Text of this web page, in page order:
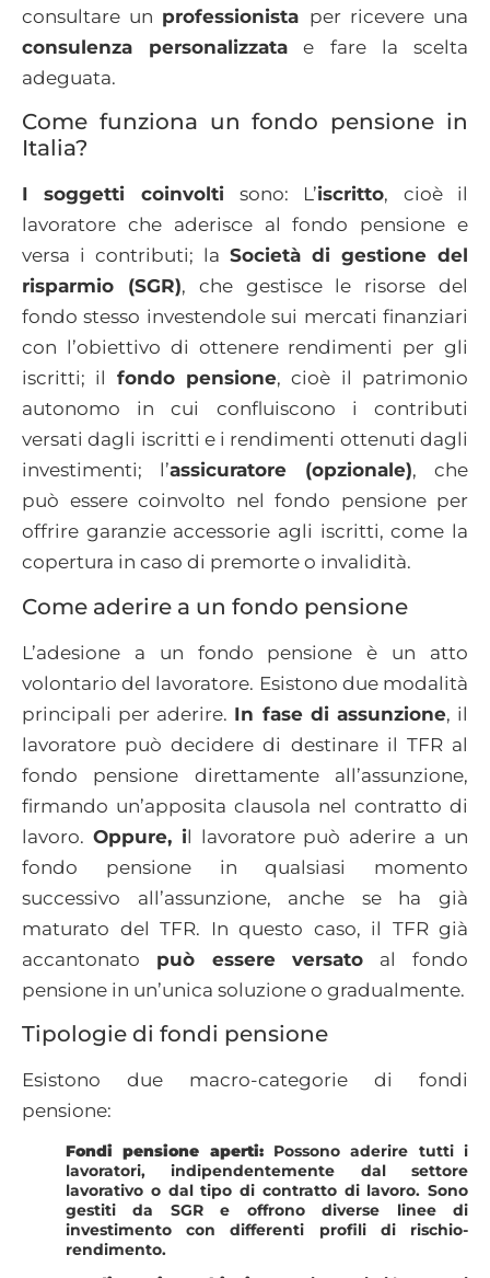
consultare un professionista per ricevere una
consulenza personalizzata e fare la scelta
adeguata.
Come funziona un fondo pensione in
Italia?
I soggetti coinvolti sono: L’iscritto, cioè il
lavoratore che aderisce al fondo pensione e
versa i contributi; la Società di gestione del
risparmio (SGR), che gestisce le risorse del
fondo stesso investendole sui mercati finanziari
con l’obiettivo di ottenere rendimenti per gli
iscritti; il fondo pensione, cioè il patrimonio
autonomo in cui confluiscono i contributi
versati dagli iscritti e i rendimenti ottenuti dagli
investimenti; l’assicuratore (opzionale), che
può essere coinvolto nel fondo pensione per
offrire garanzie accessorie agli iscritti, come la
copertura in caso di premorte o invalidità.
Come aderire a un fondo pensione
L’adesione a un fondo pensione è un atto
volontario del lavoratore. Esistono due modalità
principali per aderire. In fase di assunzione, il
lavoratore può decidere di destinare il TFR al
fondo pensione direttamente all’assunzione,
firmando un’apposita clausola nel contratto di
lavoro. Oppure, il lavoratore può aderire a un
fondo pensione in qualsiasi momento
successivo all’assunzione, anche se ha già
maturato del TFR. In questo caso, il TFR già
accantonato può essere versato al fondo
pensione in un’unica soluzione o gradualmente.
Tipologie di fondi pensione
Esistono due macro-categorie di fondi
pensione:
Fondi pensione aperti:Possono aderire tutti i
lavoratori, indipendentemente dal settore
lavorativo o dal tipo di contratto di lavoro. Sono
gestiti da SGR e offrono diverse linee di
investimento con differenti profili di rischio-
rendimento.